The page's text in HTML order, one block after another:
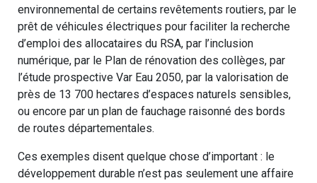
environnemental de certains revêtements routiers, par le
prêt de véhicules électriques pour faciliter la recherche
d’emploi des allocataires du RSA, par l’inclusion
numérique, par le Plan de rénovation des collèges, par
l’étude prospective Var Eau 2050, par la valorisation de
près de 13 700 hectares d’espaces naturels sensibles,
ou encore par un plan de fauchage raisonné des bords
de routes départementales.
Ces exemples disent quelque chose d’important : le
développement durable n’est pas seulement une affaire